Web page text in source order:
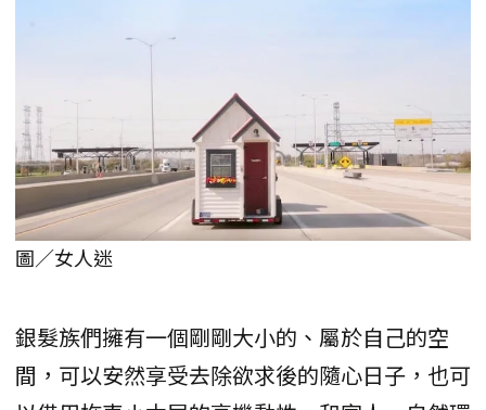
圖／女人迷
銀髮族們擁有一個剛剛大小的、屬於自己的空
間，可以安然享受去除欲求後的隨心日子，也可